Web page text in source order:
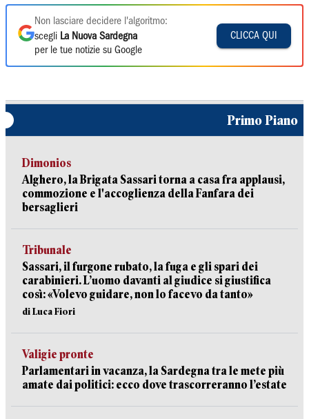
Non lasciare decidere l'algoritmo:
scegli La Nuova Sardegna
per le tue notizie su Google
CLICCA QUI
Primo Piano
Dimonios
Alghero, la Brigata Sassari torna a casa fra applausi,
commozione e l'accoglienza della Fanfara dei
bersaglieri
Tribunale
Sassari, il furgone rubato, la fuga e gli spari dei
carabinieri. L’uomo davanti al giudice si giustifica
così: «Volevo guidare, non lo facevo da tanto»
di Luca Fiori
Valigie pronte
Parlamentari in vacanza, la Sardegna tra le mete più
amate dai politici: ecco dove trascorreranno l’estate